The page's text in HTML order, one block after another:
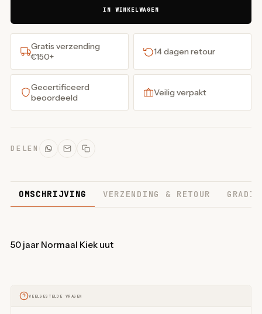
IN WINKELWAGEN
Gratis verzending
€150+
14 dagen retour
Gecertificeerd
beoordeeld
Veilig verpakt
DELEN
OMSCHRIJVING VERZENDING & RETOUR
50 jaar Normaal Kiek uut
VEELGESTELDE VRAGEN